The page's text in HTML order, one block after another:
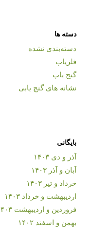
دسته ها
دسته‌بندی نشده
فلزیاب
گنج یاب
نشانه های گنج یابی
بایگانی
آذر و دی ۱۴۰۳
آبان و آذر ۱۴۰۳
خرداد و تیر ۱۴۰۳
اردیبهشت و خرداد ۱۴۰۳
فروردین و اردیبهشت ۱۴۰۳
بهمن و اسفند ۱۴۰۲